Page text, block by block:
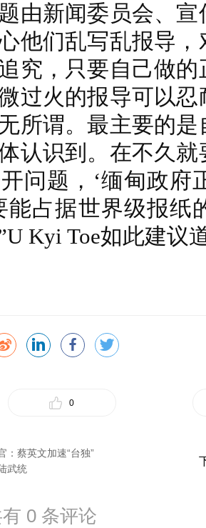
由新闻委员会、
他们乱写乱报导
究，只要自己做
过火的报导可以
所谓。最主要的
认识到。在不久
问题，‘缅甸政府
能占据世界级报纸
Kyi Toe如此建议
0
：蔡英文加速“台独”
武统
0 条评论